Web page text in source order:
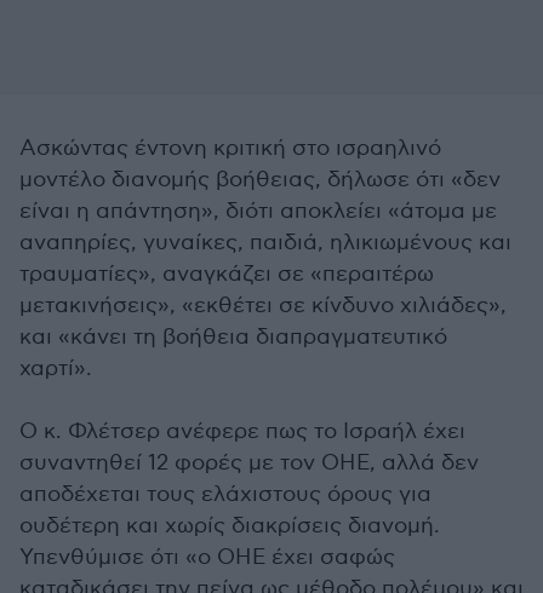
Ασκώντας έντονη κριτική στο ισραηλινό
μοντέλο διανομής βοήθειας, δήλωσε ότι «δεν
είναι η απάντηση», διότι αποκλείει «άτομα με
αναπηρίες, γυναίκες, παιδιά, ηλικιωμένους και
τραυματίες», αναγκάζει σε «περαιτέρω
μετακινήσεις», «εκθέτει σε κίνδυνο χιλιάδες»,
και «κάνει τη βοήθεια διαπραγματευτικό
χαρτί».
Ο κ. Φλέτσερ ανέφερε πως το Ισραήλ έχει
συναντηθεί 12 φορές με τον ΟΗΕ, αλλά δεν
αποδέχεται τους ελάχιστους όρους για
ουδέτερη και χωρίς διακρίσεις διανομή.
Υπενθύμισε ότι «ο ΟΗΕ έχει σαφώς